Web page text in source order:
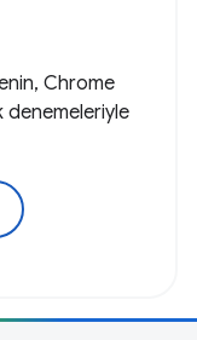
Chrome
denemeleriyle